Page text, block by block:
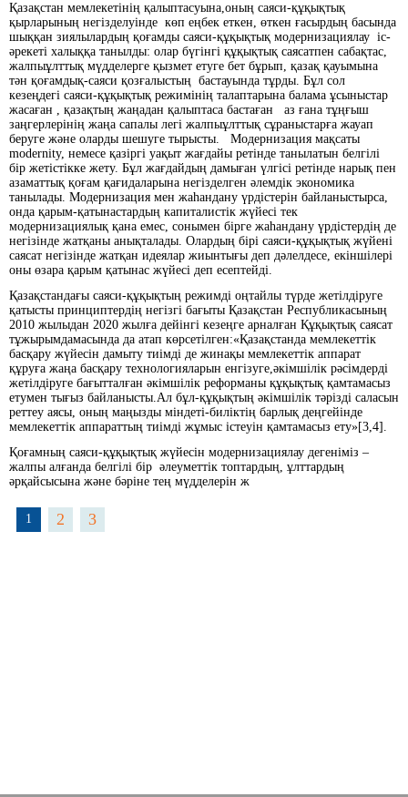
Қазақстан мемлекетінің қалыптасуына,оның саяси-құқықтық
қырларының негізделуінде көп еңбек еткен, өткен ғасырдың басында
шыққан зиялылардың қоғамды саяси-құқықтық модернизациялау іс-
әрекеті халыққа танылды: олар бүгінгі құқықтық саясатпен сабақтас,
жалпыұлттық мүдделерге қызмет етуге бет бұрып, қазақ қауымына
тән қоғамдық-саяси қозғалыстың бастауында тұрды. Бұл сол
кезеңдегі саяси-құқықтық режимінің талаптарына балама ұсыныстар
жасаған , қазақтың жаңадан қалыптаса бастаған аз ғана тұңғыш
заңгерлерінің жаңа сапалы легі жалпыұлттық сұраныстарға жауап
беруге және оларды шешуге тырысты. Модернизация мақсаты
modernity, немесе қазіргі уақыт жағдайы ретінде танылатын белгілі
бір жетістікке жету. Бұл жағдайдың дамыған үлгісі ретінде нарық пен
азаматтық қоғам қағидаларына негізделген әлемдік экономика
танылады. Модернизация мен жаһандану үрдістерін байланыстырса,
онда қарым-қатынастардың капиталистік жүйесі тек
модернизациялық қана емес, сонымен бірге жаһандану үрдістердің де
негізінде жатқаны анықталады. Олардың бірі саяси-құқықтық жүйені
саясат негізінде жатқан идеялар жиынтығы деп дәлелдесе, екіншілері
оны өзара қарым қатынас жүйесі деп есептейді.
Қазақстандағы саяси-құқықтың режимді оңтайлы түрде жетілдіруге
қатысты принциптердің негізгі бағыты Қазақстан Республикасының
2010 жылыдан 2020 жылға дейінгі кезеңге арналған Құқықтық саясат
тұжырымдамасында да атап көрсетілген:«Қазақстанда мемлекеттік
басқару жүйесін дамыту тиімді де жинақы мемлекеттік аппарат
құруға жаңа басқару технологияларын енгізуге,әкімшілік рәсімдерді
жетілдіруге бағытталған әкімшілік реформаны құқықтық қамтамасыз
етумен тығыз байланысты.Ал бұл-құқықтың әкімшілік тәрізді саласын
реттеу аясы, оның маңызды міндеті-биліктің барлық деңгейінде
мемлекеттік аппараттың тиімді жұмыс істеуін қамтамасыз ету»[3,4].
Қоғамның саяси-құқықтық жүйесін модернизациялау дегеніміз –
жалпы алғанда белгілі бір әлеуметтік топтардың, ұлттардың
әрқайсысына және бәріне тең мүдделерін ж
1 2 3